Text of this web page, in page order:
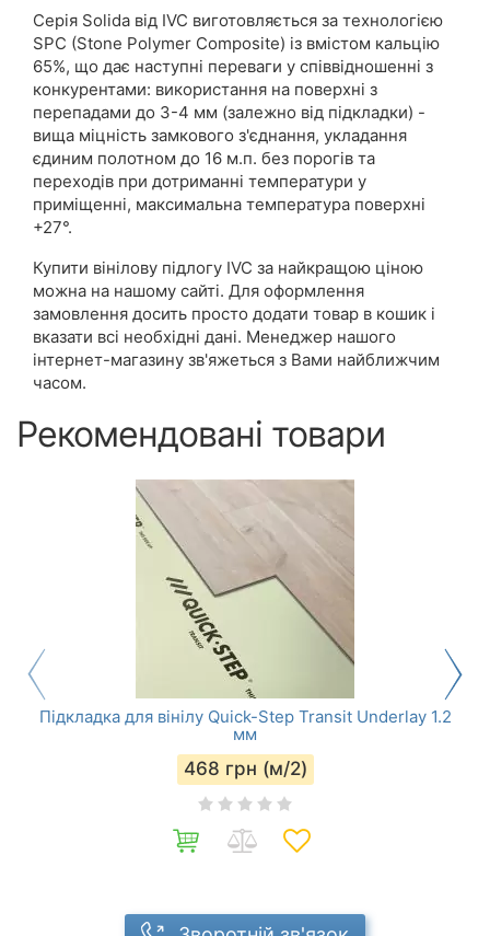
Серія Solida від IVC виготовляється за технологією
SPC (Stone Polymer Composite) із вмістом кальцію
65%, що дає наступні переваги у співвідношенні з
конкурентами: використання на поверхні з
перепадами до 3-4 мм (залежно від підкладки) -
вища міцність замкового з'єднання, укладання
єдиним полотном до 16 м.п. без порогів та
переходів при дотриманні температури у
приміщенні, максимальна температура поверхні
+27°.
Купити вінілову підлогу IVC за найкращою ціною
можна на нашому сайті. Для оформлення
замовлення досить просто додати товар в кошик і
вказати всі необхідні дані. Менеджер нашого
інтернет-магазину зв'яжеться з Вами найближчим
часом.
Рекомендовані товари
Підкладка для вінілу Quick-Step Transit Underlay 1.2
мм
468 грн (м/2)